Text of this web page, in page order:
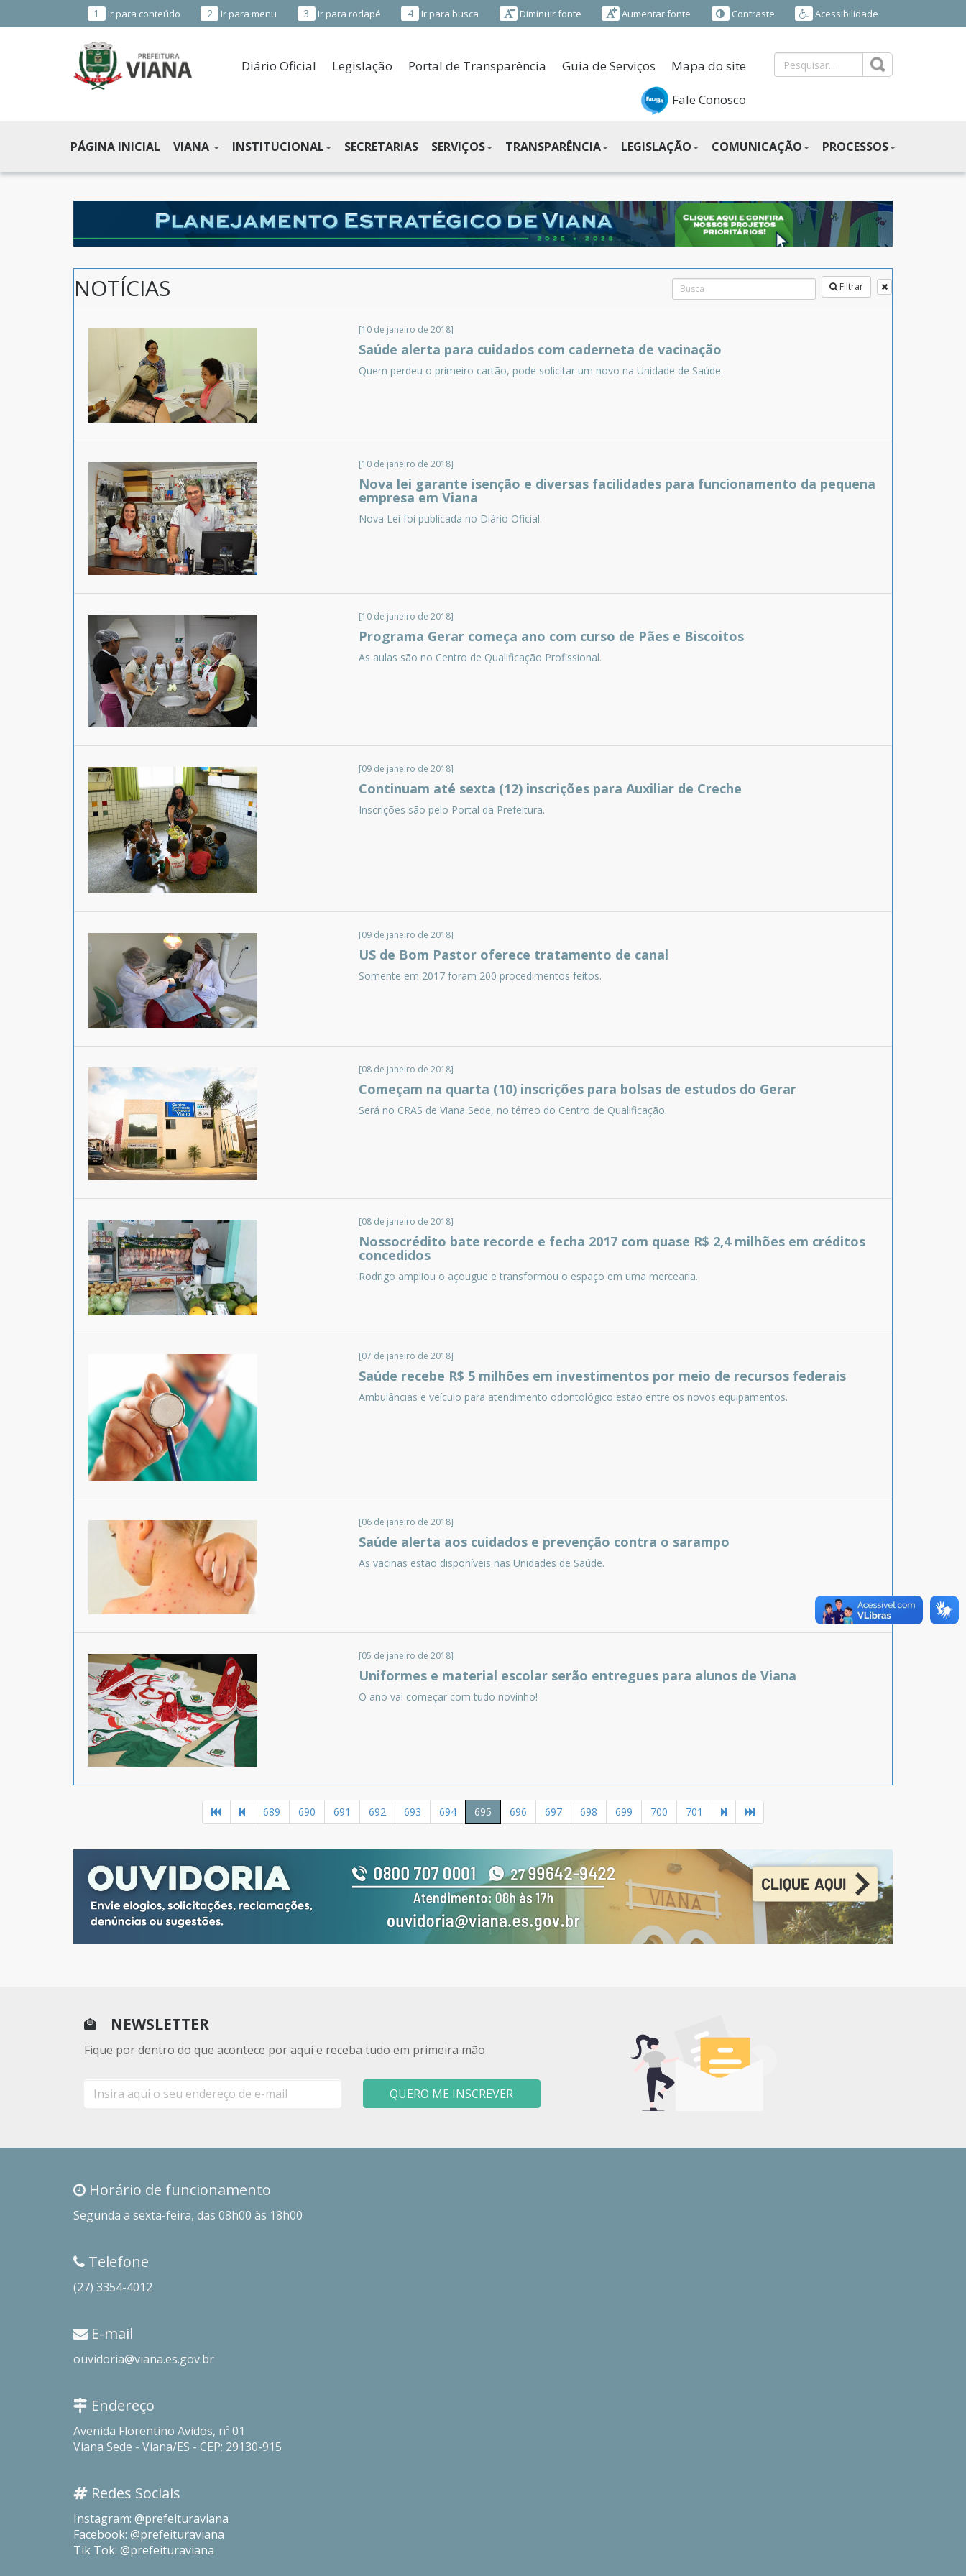
1 Ir para conteúdo 2 Ir para menu 3 Ir para rodapé 4 Ir para busca Diminuir fonte Aumentar fonte Contraste Acessibilidade
MUNICIPAL
DE
VIANA
ES
Diário Oficial Legislação Portal de Transparência Guia de Serviços Mapa do site
Fale Conosco
PÁGINA INICIAL VIANA INSTITUCIONAL SECRETARIAS SERVIÇOS TRANSPARÊNCIA LEGISLAÇÃO COMUNICAÇÃO PROCESSOS
NOTÍCIAS Filtrar
[10 de janeiro de 2018]
Saúde alerta para cuidados com caderneta de vacinação
Quem perdeu o primeiro cartão, pode solicitar um novo na Unidade de Saúde.
[10 de janeiro de 2018]
Nova lei garante isenção e diversas facilidades para funcionamento da pequena
empresa em Viana
Nova Lei foi publicada no Diário Oficial.
[10 de janeiro de 2018]
Programa Gerar começa ano com curso de Pães e Biscoitos
As aulas são no Centro de Qualificação Profissional.
[09 de janeiro de 2018]
Continuam até sexta (12) inscrições para Auxiliar de Creche
Inscrições são pelo Portal da Prefeitura.
[09 de janeiro de 2018]
US de Bom Pastor oferece tratamento de canal
Somente em 2017 foram 200 procedimentos feitos.
[08 de janeiro de 2018]
Começam na quarta (10) inscrições para bolsas de estudos do Gerar
Será no CRAS de Viana Sede, no térreo do Centro de Qualificação.
[08 de janeiro de 2018]
Nossocrédito bate recorde e fecha 2017 com quase R$ 2,4 milhões em créditos
concedidos
Rodrigo ampliou o açougue e transformou o espaço em uma mercearia.
[07 de janeiro de 2018]
Saúde recebe R$ 5 milhões em investimentos por meio de recursos federais
Ambulâncias e veículo para atendimento odontológico estão entre os novos equipamentos.
[06 de janeiro de 2018]
Saúde alerta aos cuidados e prevenção contra o sarampo
As vacinas estão disponíveis nas Unidades de Saúde.
[05 de janeiro de 2018]
Uniformes e material escolar serão entregues para alunos de Viana
O ano vai começar com tudo novinho!
689 690 691 692 693 694 695 696 697 698 699 700 701
NEWSLETTER
Fique por dentro do que acontece por aqui e receba tudo em primeira mão
mail
QUERO ME INSCREVER
Horário de funcionamento
Segunda a sexta-feira, das 08h00 às 18h00
Telefone
(27) 3354-4012
E-mail
ouvidoria@viana.es.gov.br
Endereço
Avenida Florentino Avidos, nº 01
Viana Sede - Viana/ES - CEP: 29130-915
Redes Sociais
Instagram: @prefeituraviana
Facebook: @prefeituraviana
Tik Tok: @prefeituraviana